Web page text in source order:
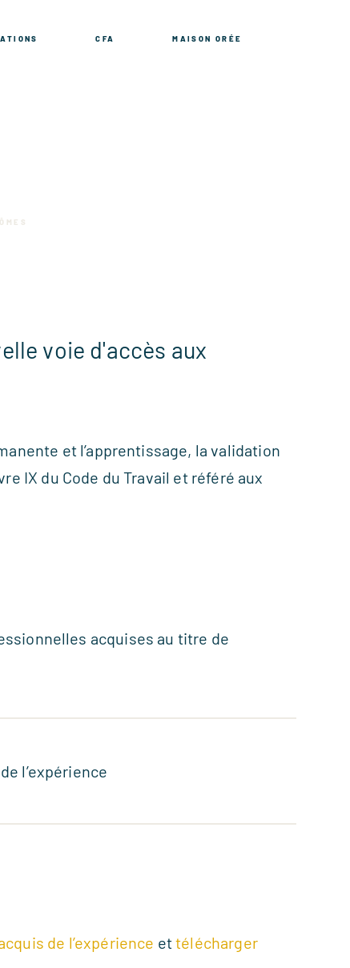
CFA MAISON ORÉE
voie d'accès aux
et l’apprentissage, la validation
IX du Code du Travail et référé aux
acquises au titre de
l’expérience
de l’expérience ettélécharger